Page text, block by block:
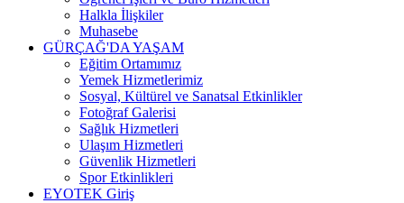
Halkla İlişkiler
Muhasebe
GÜRÇAĞ'DA YAŞAM
Eğitim Ortamımız
Yemek Hizmetlerimiz
Sosyal, Kültürel ve Sanatsal Etkinlikler
Fotoğraf Galerisi
Sağlık Hizmetleri
Ulaşım Hizmetleri
Güvenlik Hizmetleri
Spor Etkinlikleri
EYOTEK Giriş